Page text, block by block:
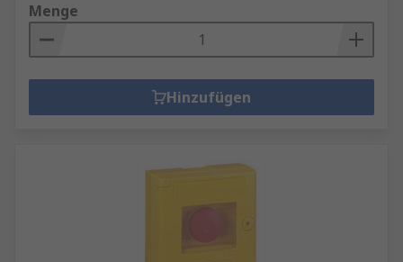
Menge
Hinzufügen